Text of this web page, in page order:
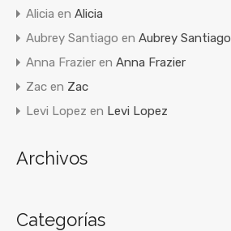
Alicia en Alicia
Aubrey Santiago en Aubrey Santiago
Anna Frazier en Anna Frazier
Zac en Zac
Levi Lopez en Levi Lopez
Archivos
Categorías